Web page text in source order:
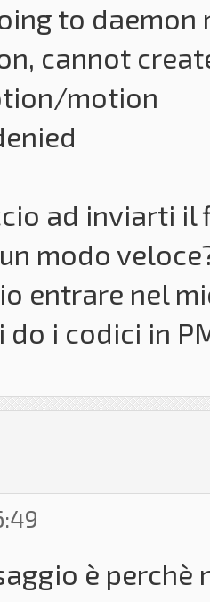
to daemon
cannot
ad inviarti il
modo
entrare nel
i codici in
è